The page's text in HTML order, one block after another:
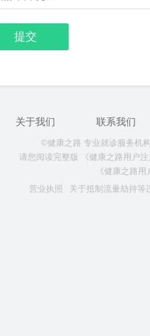
提交
关于我们 联系我们
©健康之路 专业就诊服务机
请您阅读完整版
《健康之路用户
《健康之路
营业执照
关于抵制流量劫持等